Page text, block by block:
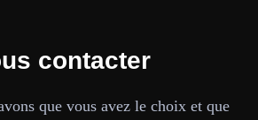
contacter
que vous avez le choix et que